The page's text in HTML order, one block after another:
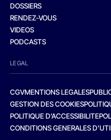
DOSSIERS
RENDEZ-VOUS
VIDEOS
PODCASTS
LEGAL
CGVMENTIONS LEGALES
GESTION DES COOKIES
POLITIQUE D’ACCESSIBILITE
CONDITIONS GENERALES